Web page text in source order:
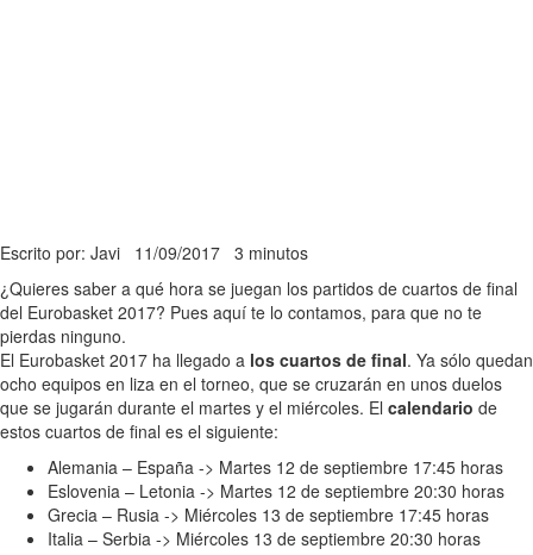
Escrito por: Javi 11/09/2017 3 minutos
¿Quieres saber a qué hora se juegan los partidos de cuartos de final
del Eurobasket 2017? Pues aquí te lo contamos, para que no te
pierdas ninguno.
El Eurobasket 2017 ha llegado a los cuartos de final. Ya sólo quedan
ocho equipos en liza en el torneo, que se cruzarán en unos duelos
que se jugarán durante el martes y el miércoles. El calendario de
estos cuartos de final es el siguiente:
Alemania – España -> Martes 12 de septiembre 17:45 horas
Eslovenia – Letonia -> Martes 12 de septiembre 20:30 horas
Grecia – Rusia -> Miércoles 13 de septiembre 17:45 horas
Italia – Serbia -> Miércoles 13 de septiembre 20:30 horas